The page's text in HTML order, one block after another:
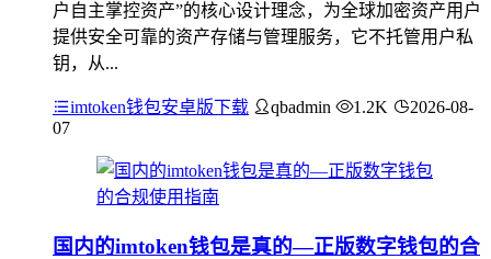
户自主掌控资产”的核心设计理念，为全球加密资产用户
提供安全可靠的资产存储与管理服务，它不托管用户私
钥，从...
imtoken钱包安卓版下载 qbadmin 1.2K
2026-08-
07
国内的imtoken钱包是真的—正版数字钱包的合